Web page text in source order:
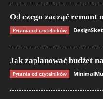
Od czego zacząć remont
Pytania od czytelników
Jak zaplanować budżet
Pytania od czytelników